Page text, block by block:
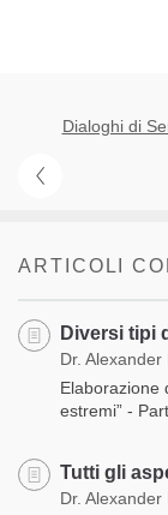
Dialoghi di
ARTICOLI
Diversi tipi
Dr. Alexander
Elaborazione
estremi” -
Tutti gli
Dr. Alexander